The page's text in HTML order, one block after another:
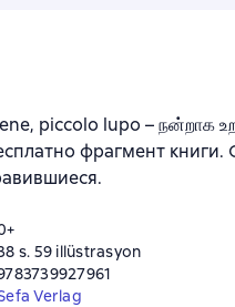
piccolo lupo – நன்றாக
фрагмент книги.
s. 59 illüstrasyon
Verlag